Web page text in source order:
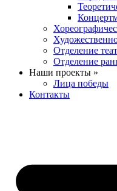
Отделение
Отделение
Наши проекты »
Лица победы
Контакты